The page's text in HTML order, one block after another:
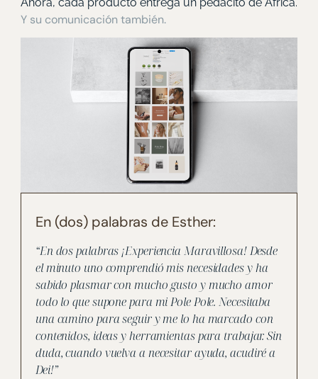
Y su comunicación también.
En (dos) palabras de Esther:
“En dos palabras ¡Experiencia Maravillosa! Desde
el minuto uno comprendió mis necesidades y ha
sabido plasmar con mucho gusto y mucho amor
todo lo que supone para mi Pole Pole. Necesitaba
una camino para seguir y me lo ha marcado con
contenidos, ideas y herramientas para trabajar. Sin
duda, cuando vuelva a necesitar ayuda, acudiré a
Dei!”